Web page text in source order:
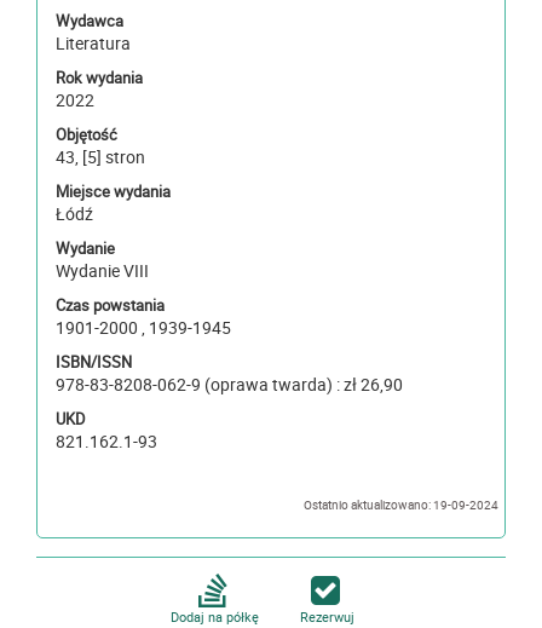
Wydawca
Literatura
Rok wydania
2022
Objętość
43, [5] stron
Miejsce wydania
Łódź
Wydanie
Wydanie VIII
Czas powstania
1901-2000 , 1939-1945
ISBN/ISSN
978-83-8208-062-9 (oprawa twarda) : zł 26,90
UKD
821.162.1-93
Ostatnio aktualizowano: 19-09-2024
Dodaj na półkę Rezerwuj